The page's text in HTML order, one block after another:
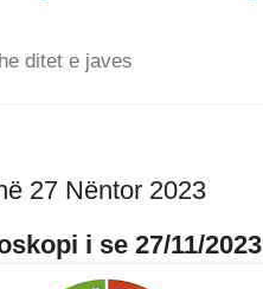
ditet e javes
27 Nëntor 2023
i se 27/11/2023